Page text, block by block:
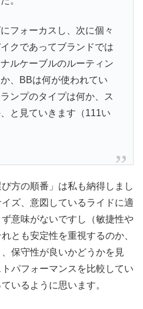
フォーカスし、次に個々
クであってブランドでは
ルケーブルのルーティン
、BBは何が使われてい
ンプのタイプは何か、ス
と見ていきます（111い
方の順番」は私も納得しまし
ズ、意図しているライドに適
意味がないですし（敏捷性や
とも安定性を重視するのか、
保守性が良いかどうかを見
パフォーマンスを比較してい
いるように思います。